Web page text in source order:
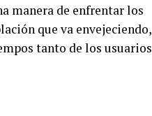
manera de enfrentar los
que va envejeciendo,
tanto de los usuarios